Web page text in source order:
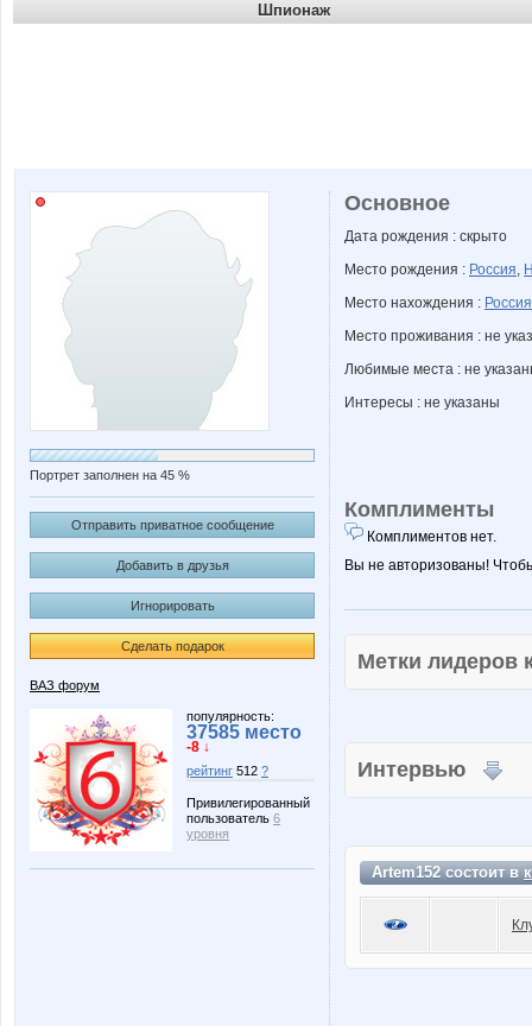
Шпионаж
Портрет заполнен на 45 %
Отправить приватное сообщение
Добавить в друзья
Игнорировать
Сделать подарок
ВАЗ форум
популярность:
37585 место
-8 ↓
рейтинг 512 ?
Привилегированный
пользователь 6
уровня
Основное
Дата рождения : скрыто
Место рождения : Россия,
Место нахождения : Россия
Место проживания : не
Любимые места : не
Интересы : не указаны
Комплименты
Комплиментов нет.
Вы не авторизованы!
Метки
Интервью
Artem152 состоит в